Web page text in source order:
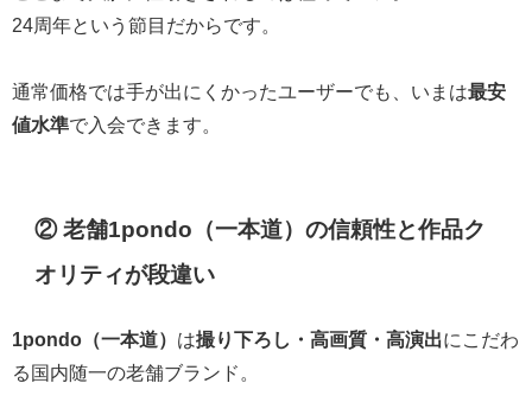
24周年という節目だからです。
通常価格では手が出にくかったユーザーでも、いまは最安
値水準で入会できます。
② 老舗1pondo（一本道）の信頼性と作品ク
オリティが段違い
1pondo（一本道） は撮り下ろし・高画質・高演出にこだわ
る国内随一の老舗ブランド。